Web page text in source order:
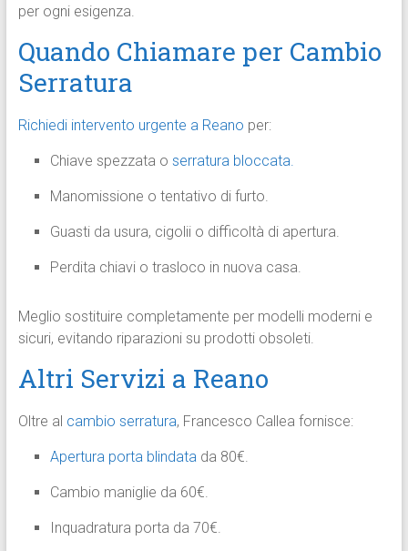
per ogni esigenza.
Quando Chiamare per Cambio
Serratura
Richiedi intervento urgente a Reano per:
Chiave spezzata o serratura bloccata.
Manomissione o tentativo di furto.
Guasti da usura, cigolii o difficoltà di apertura.
Perdita chiavi o trasloco in nuova casa.
Meglio sostituire completamente per modelli moderni e
sicuri, evitando riparazioni su prodotti obsoleti.
Altri Servizi a Reano
Oltre al cambio serratura, Francesco Callea fornisce:
Apertura porta blindatada 80€.
Cambio maniglie da 60€.
Inquadratura porta da 70€.